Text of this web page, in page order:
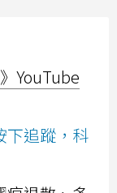
YouTube
下追蹤，科